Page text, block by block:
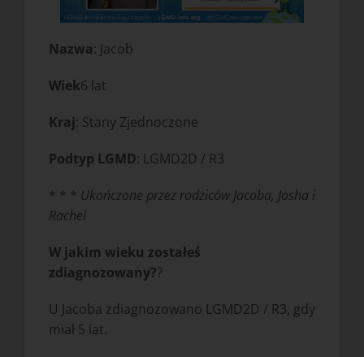
Nazwa: Jacob
Wiek6 lat
Kraj: Stany Zjednoczone
Podtyp LGMD: LGMD2D / R3
* * * Ukończone przez rodziców Jacoba, Josha i
Rachel
W jakim wieku zostałeś
zdiagnozowany??
U Jacoba zdiagnozowano LGMD2D / R3, gdy
miał 5 lat.